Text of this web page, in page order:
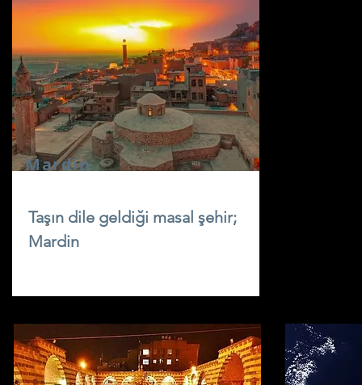
Mardin
Taşın dile geldiği masal şehir;
Mardin